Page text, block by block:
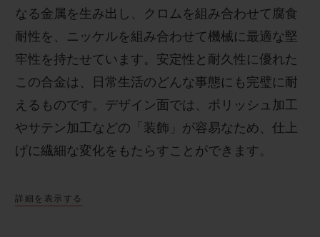
なる金属を生み出し、クロムを組み合わせて腐食
耐性を、ニッケルを組み合わせて機械に最適な堅
牢性を持たせています。安定性と耐久性に優れた
この合金は、日常生活のどんな事態にも完璧に耐
えるものです。 デザイン面では、ポリッシュ加工
やサテン加工などの「装飾」が容易なため、仕上
げに繊細な変化をもたらすことができます。
詳細を表示する